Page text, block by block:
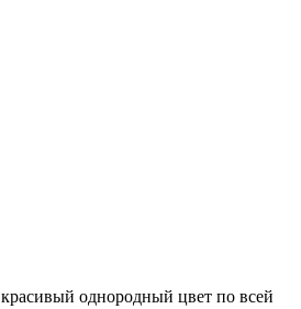
однородный цвет по всей